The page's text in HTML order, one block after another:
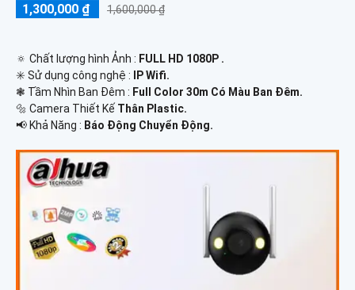
1,300,000 ₫ 1,600,000 ₫
🔅 Chất lượng hình Ảnh : FULL HD 1080P .
✳️ Sử dụng công nghệ : IP Wifi.
❃ Tầm Nhìn Ban Đêm : Full Color 30m Có Màu Ban Ðêm.
🔩 Camera Thiết Kế Thân Plastic.
️📢 Khả Năng : Báo Động Chuyển Động.